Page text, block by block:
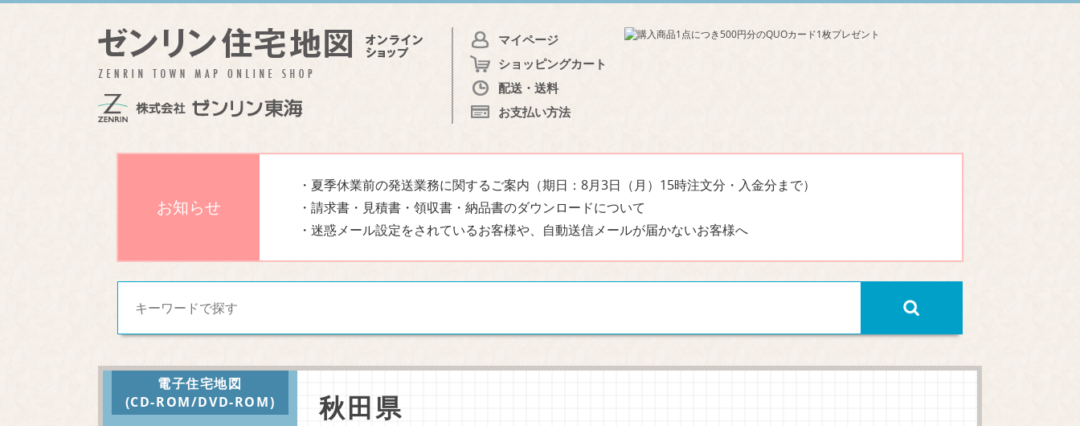
マイページ
ショッピングカート
配送・送料
お支払い方法
お知らせ
・夏季休業前の発送業務に関するご案内（期日：8月3日（月）15時注文分・入金分まで）
・請求書・見積書・領収書・納品書のダウンロードについて
・迷惑メール設定をされているお客様や、自動送信メールが届かないお客様へ
電子住宅地図
(CD-ROM/DVD-ROM)
秋田県